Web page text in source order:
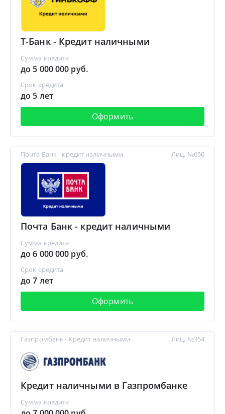
Т-Банк - Кредит наличными
Сумма кредита
до 5 000 000 руб.
Срок кредита
до 5 лет
Оформить
Почта Банк - кредит наличными
Почта Банк - кредит наличными
Сумма кредита
до 6 000 000 руб.
Срок кредита
до 7 лет
Оформить
Лиц. №650
Газпромбанк - Кредит наличными
Кредит наличными в Газпромбанке
Сумма кредита
Лиц. №354